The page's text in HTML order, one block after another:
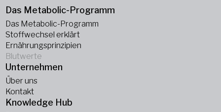
Das Metabolic-Programm
Das Metabolic-Programm
Stoffwechsel erklärt
Ernährungsprinzipien
Blutwerte
Unternehmen
Über uns
Kontakt
Knowledge Hub